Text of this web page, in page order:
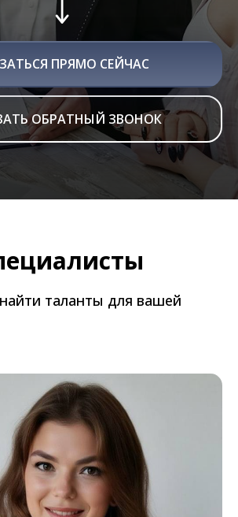
ПРЯМО СЕЙЧАС
ОБРАТНЫЙ ЗВОНОК
таланты для вашей